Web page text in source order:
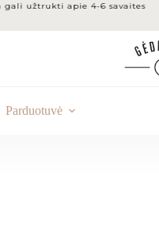
užtrukti apie 4-6 savaites
Parduotuvė